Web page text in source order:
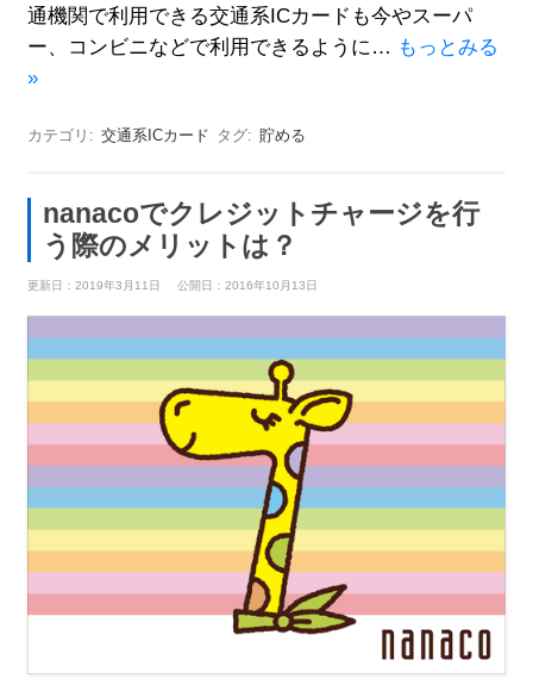
通機関で利用できる交通系ICカードも今やスーパ
ー、コンビニなどで利用できるように… もっとみる
»
カテゴリ: 交通系ICカード タグ: 貯める
nanacoでクレジットチャージを行
う際のメリットは？
更新日：2019年3月11日 公開日：2016年10月13日